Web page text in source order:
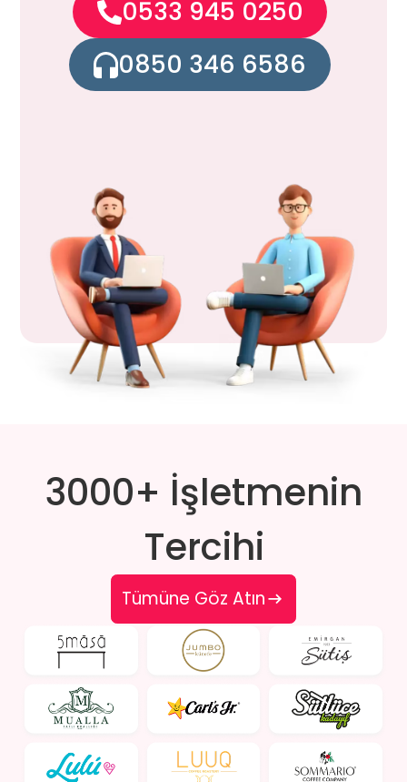
0533 945 0250
0850 346 6586
3000+ İşletmenin
Tercihi
Tümüne Göz Atın